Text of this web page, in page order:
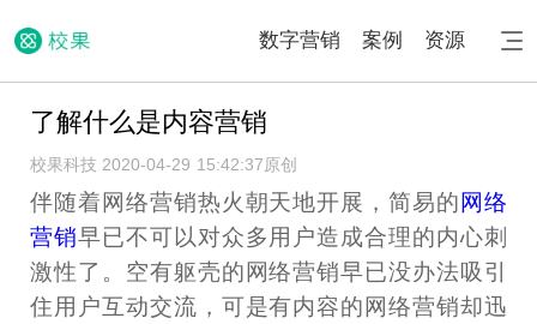
数字营销 案例 资源
了解什么是内容营销
校果科技 2020-04-29 15:42:37原创
伴随着网络营销热火朝天地开展，简易的网络
营销早已不可以对众多用户造成合理的内心刺
激性了。空有躯壳的网络营销早已没办法吸引
住用户互动交流，可是有内容的网络营销却迅